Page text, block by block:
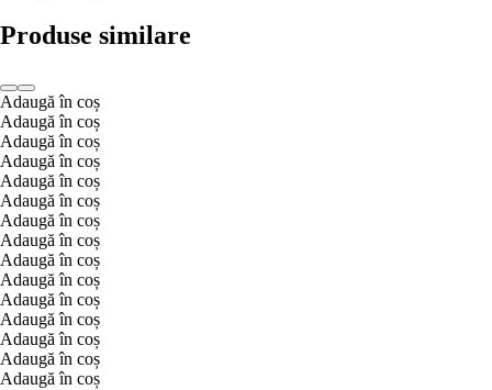
Produse similare
Adaugă în coș
Adaugă în coș
Adaugă în coș
Adaugă în coș
Adaugă în coș
Adaugă în coș
Adaugă în coș
Adaugă în coș
Adaugă în coș
Adaugă în coș
Adaugă în coș
Adaugă în coș
Adaugă în coș
Adaugă în coș
Adaugă în coș